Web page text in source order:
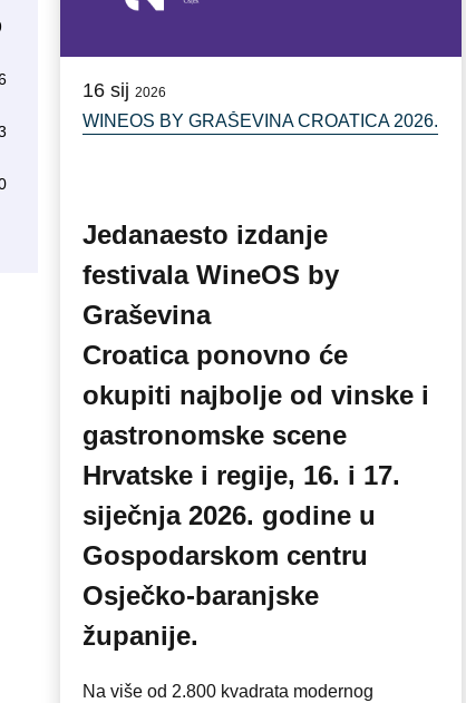
16 sij 2026
WINEOS BY GRAŠEVINA CROATICA 2026.
Jedanaesto izdanje
festivala WineOS by
Graševina
Croatica ponovno će
okupiti najbolje od vinske i
gastronomske scene
Hrvatske i regije, 16. i 17.
siječnja 2026. godine u
Gospodarskom centru
Osječko-baranjske
županije.
Na više od 2.800 kvadrata modernog